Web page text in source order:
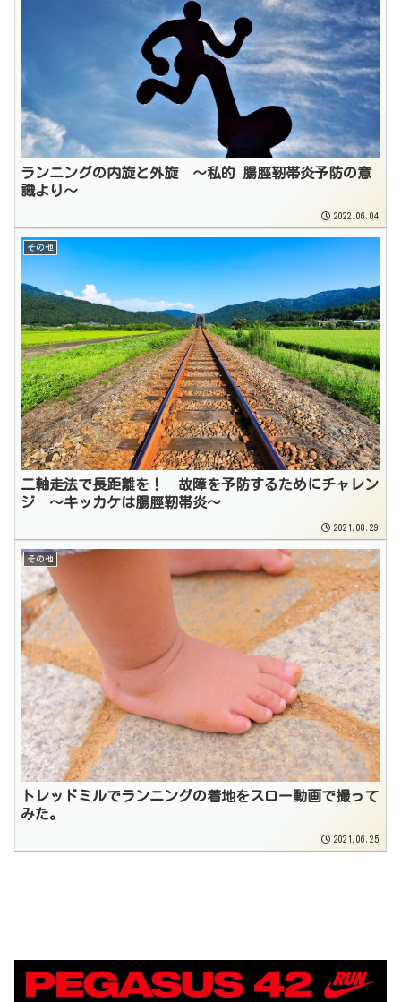
ランニングの内旋と外旋 〜私的 腸脛靭帯炎予防の意
識より〜
2022.06.04
その他
二軸走法で長距離を！ 故障を予防するためにチャレン
ジ 〜キッカケは腸脛靭帯炎〜
2021.08.29
その他
トレッドミルでランニングの着地をスロー動画で撮って
みた。
2021.06.25